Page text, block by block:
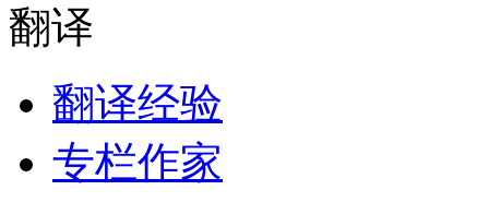
翻译
翻译经验
专栏作家